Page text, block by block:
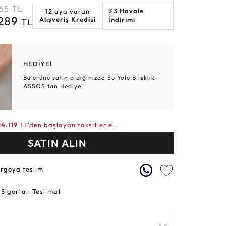
Elmas Bilezikler
Altın Tesbihler
Altın Hasır Setler
Violet Burç
TL
TL
12 aya varan
Alışveriş Kredisi
%3 Havale
İndirimi
HEDİYE!
Bu ürünü satın aldığınızda Su Yolu Bileklik
ASSOS’tan Hediye!
TL'den başlayan taksitlerle..
SATIN ALIN
teslim
Teslimat